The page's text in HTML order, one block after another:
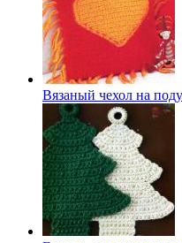
Вязаный чехол на